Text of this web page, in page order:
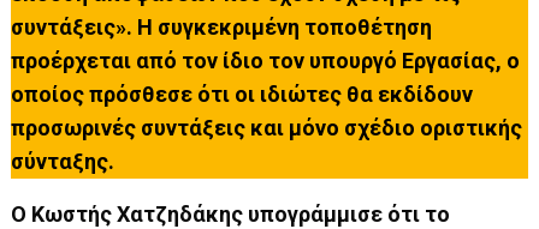
συντάξεις». Η συγκεκριμένη τοποθέτηση
προέρχεται από τον ίδιο τον υπουργό Εργασίας, ο
οποίος πρόσθεσε ότι οι ιδιώτες θα εκδίδουν
προσωρινές συντάξεις και μόνο σχέδιο οριστικής
σύνταξης.
Ο Κωστής Χατζηδάκης υπογράμμισε ότι το